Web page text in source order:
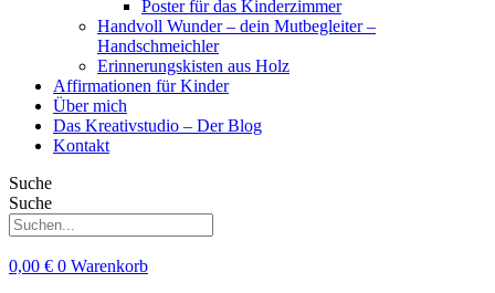
Poster für das Kinderzimmer
Handvoll Wunder – dein Mutbegleiter –
Handschmeichler
Erinnerungskisten aus Holz
Affirmationen für Kinder
Über mich
Das Kreativstudio – Der Blog
Kontakt
Suche
Suche
0,00 € 0 Warenkorb